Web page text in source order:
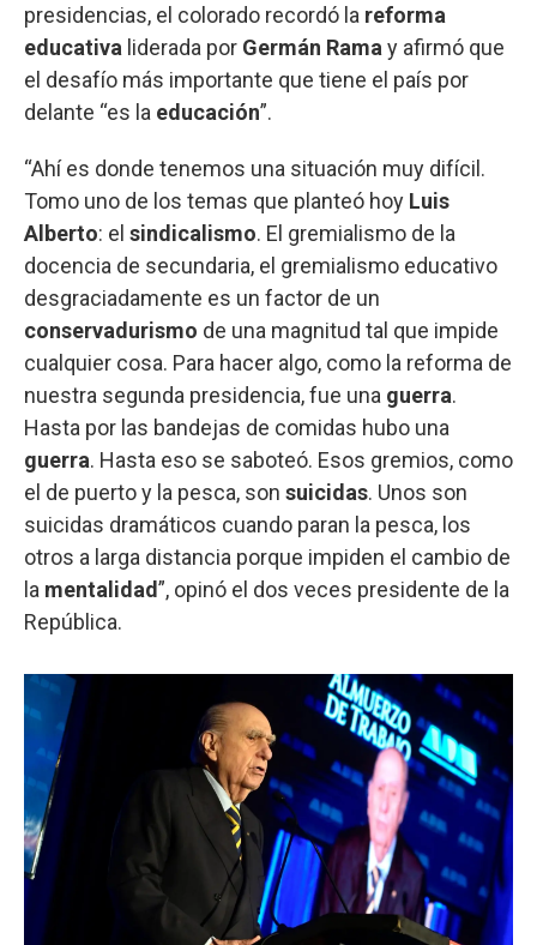
presidencias, el colorado recordó la reforma
educativa liderada por Germán Rama y afirmó que
el desafío más importante que tiene el país por
delante “es la educación”.
“Ahí es donde tenemos una situación muy difícil.
Tomo uno de los temas que planteó hoy Luis
Alberto: el sindicalismo. El gremialismo de la
docencia de secundaria, el gremialismo educativo
desgraciadamente es un factor de un
conservadurismo de una magnitud tal que impide
cualquier cosa. Para hacer algo, como la reforma de
nuestra segunda presidencia, fue una guerra.
Hasta por las bandejas de comidas hubo una
guerra. Hasta eso se saboteó. Esos gremios, como
el de puerto y la pesca, son suicidas. Unos son
suicidas dramáticos cuando paran la pesca, los
otros a larga distancia porque impiden el cambio de
la mentalidad”, opinó el dos veces presidente de la
República.